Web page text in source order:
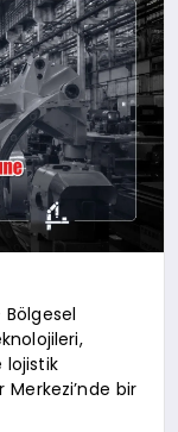
lojistik
bir